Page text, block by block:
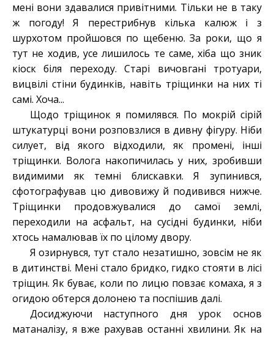
мені вони здавалися привітними. Тільки не в таку
ж погоду! Я перестрибнув кілька калюж і з
шурхотом пройшовся по щебеню. За роки, що я
тут не ходив, усе лишилось те саме, хіба що зник
кіоск біля переходу. Старi вичовганi тротуари,
вицвiлi стiни будинкiв, навiть трiщинки на них тi
самi. Хоча...
Щодо трiщинок я помилявся. По мокрій сірій
штукатурцi вони розповзлися в дивну фігуру. Ніби
силует, від якого відходили, як промені, інші
тріщинки. Волога накопичилась у них, зробивши
видимими як темні блискавки. Я зупинився,
сфотографував цю дивовижу й подивився нижче.
Тріщинки продовжувалися до самої землі,
переходили на асфальт, на сусідні будинки, ніби
хтось намалював їх по цілому двору.
Я озирнувся, тут стало незатишно, зовсiм не як
в дитинствi. Менi стало бридко, гидко стояти в лiсi
трiщин. Як буває, коли по лицю повзає комаха, я з
огидою обтерся долонею та поспішив далі.
Досиджуючи наступного дня урок основ
матаналізу, я вже рахував останні хвилини. Як на